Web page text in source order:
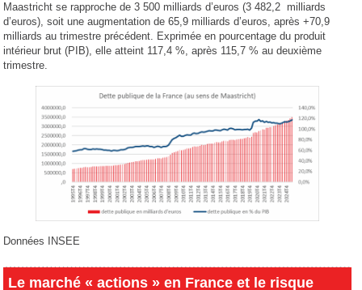
Maastricht se rapproche de 3 500 milliards d’euros (3 482,2 milliards
d’euros), soit une augmentation de 65,9 milliards d’euros, après +70,9
milliards au trimestre précédent. Exprimée en pourcentage du produit
intérieur brut (PIB), elle atteint 117,4 %, après 115,7 % au deuxième
trimestre.
Données INSEE
Le marché « actions » en France et le risque